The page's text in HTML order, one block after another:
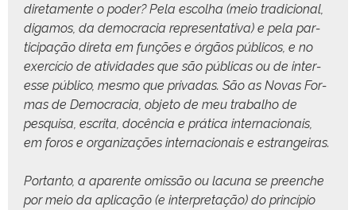
dire­ta­mente o poder? Pela escol­ha (meio tradi­cional,
dig­amos, da democ­ra­cia rep­re­sen­ta­ti­va) e pela par­
tic­i­pação dire­ta em funções e órgãos públi­cos, e no
exer­cí­cio de ativi­dades que são públi­cas ou de inter­
esse públi­co, mes­mo que pri­vadas. São as Novas For­
mas de Democ­ra­cia, obje­to de meu tra­bal­ho de
pesquisa, escri­ta, docên­cia e práti­ca inter­na­cionais,
em foros e orga­ni­za­ções inter­na­cionais e estrangeiras.
Por­tan­to, a aparente omis­são ou lacu­na se preenche
por meio da apli­cação (e inter­pre­tação) do princí­pio